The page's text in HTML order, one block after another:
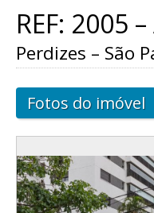
REF: 2005
Perdizes – São
Fotos do imóvel